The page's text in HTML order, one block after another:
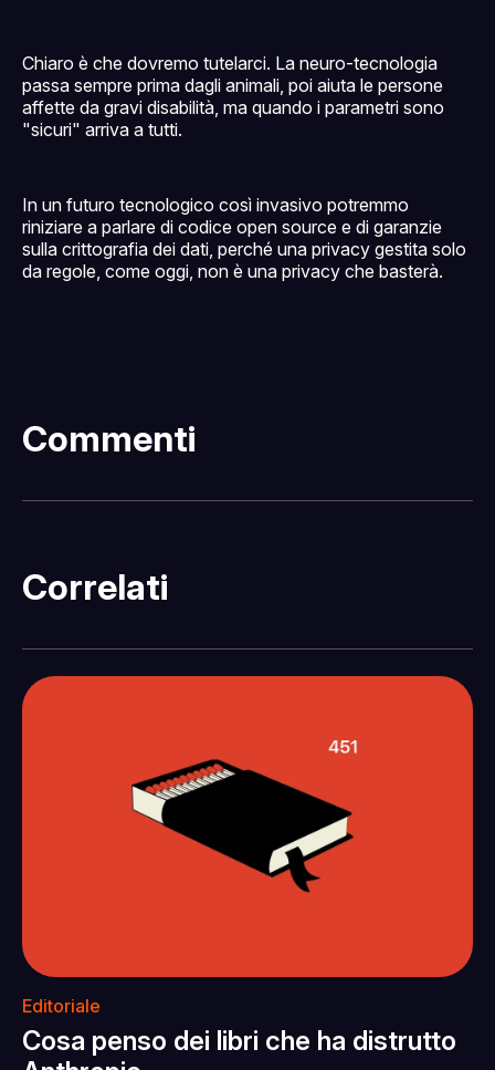
Chiaro è che dovremo tutelarci. La neuro-tecnologia
passa sempre prima dagli animali, poi aiuta le persone
affette da gravi disabilità, ma quando i parametri sono
"sicuri" arriva a tutti.
In un futuro tecnologico così invasivo potremmo
riniziare a parlare di codice open source e di garanzie
sulla crittografia dei dati, perché una privacy gestita solo
da regole, come oggi, non è una privacy che basterà.
Commenti
Correlati
Editoriale
Cosa penso dei libri che ha distrutto